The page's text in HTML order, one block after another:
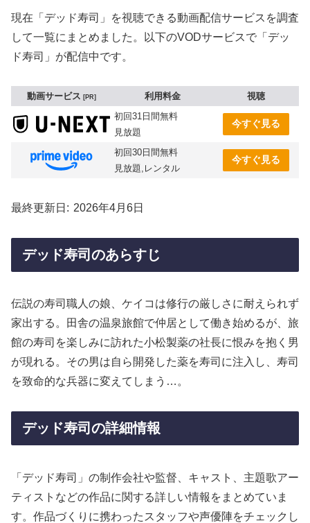
現在「デッド寿司」を視聴できる動画配信サービスを調査
して一覧にまとめました。以下のVODサービスで「デッ
ド寿司」が配信中です。
動画サービス PR 利用料金
視聴
初回31日間無料
見放題
今すぐ見る
初回30日間無料
見放題,レンタル
今すぐ見る
最終更新日 2026年4月6日
デッド寿司のあらすじ
伝説の寿司職人の娘、ケイコは修行の厳しさに耐えられず
家出する。田舎の温泉旅館で仲居として働き始めるが、旅
館の寿司を楽しみに訪れた小松製薬の社長に恨みを抱く男
が現れる。その男は自ら開発した薬を寿司に注入し、寿司
を致命的な兵器に変えてしまう…。
デッド寿司の詳細情報
「デッド寿司」の制作会社や監督、キャスト、主題歌アー
ティストなどの作品に関する詳しい情報をまとめていま
す。作品づくりに携わったスタッフや声優陣をチェックし